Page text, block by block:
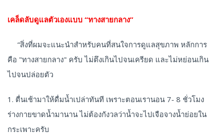
เคล็ดลับดูแลตัวเองแบบ “ทางสายกลาง”
“สิ่งที่ผมจะแนะนำสำหรับคนที่สนใจการดูแลสุขภาพ หลักการ
คือ "ทางสายกลาง" ครับ ไม่ตึงเกินไปจนเครียด และไม่หย่อนเกิน
ไปจนปล่อยตัว
1. ตื่นเช้ามาให้ดื่มน้ำเปล่าทันที เพราะตอนเรานอน 7- 8 ชั่วโมง
ร่างกายขาดน้ำมานาน ไม่ต้องกังวลว่าน้ำจะไปเจือจางน้ำย่อยใน
กระเพาะครับ